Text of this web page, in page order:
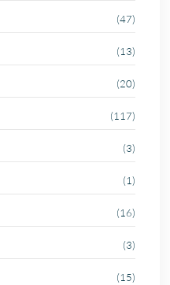
(47)
(13)
(20)
(117)
(3)
(1)
(16)
(3)
(15)